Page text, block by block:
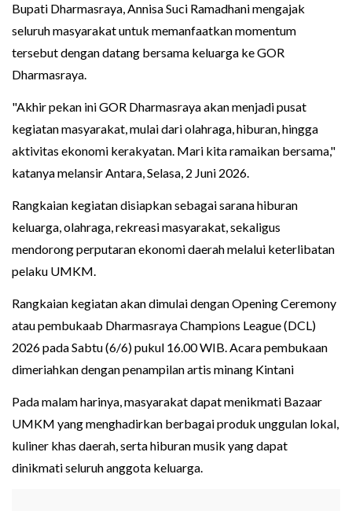
Bupati Dharmasraya, Annisa Suci Ramadhani mengajak
seluruh masyarakat untuk memanfaatkan momentum
tersebut dengan datang bersama keluarga ke GOR
Dharmasraya.
"Akhir pekan ini GOR Dharmasraya akan menjadi pusat
kegiatan masyarakat, mulai dari olahraga, hiburan, hingga
aktivitas ekonomi kerakyatan. Mari kita ramaikan bersama,"
katanya melansir Antara, Selasa, 2 Juni 2026.
Rangkaian kegiatan disiapkan sebagai sarana hiburan
keluarga, olahraga, rekreasi masyarakat, sekaligus
mendorong perputaran ekonomi daerah melalui keterlibatan
pelaku UMKM.
Rangkaian kegiatan akan dimulai dengan Opening Ceremony
atau pembukaab Dharmasraya Champions League (DCL)
2026 pada Sabtu (6/6) pukul 16.00 WIB. Acara pembukaan
dimeriahkan dengan penampilan artis minang Kintani
Pada malam harinya, masyarakat dapat menikmati Bazaar
UMKM yang menghadirkan berbagai produk unggulan lokal,
kuliner khas daerah, serta hiburan musik yang dapat
dinikmati seluruh anggota keluarga.